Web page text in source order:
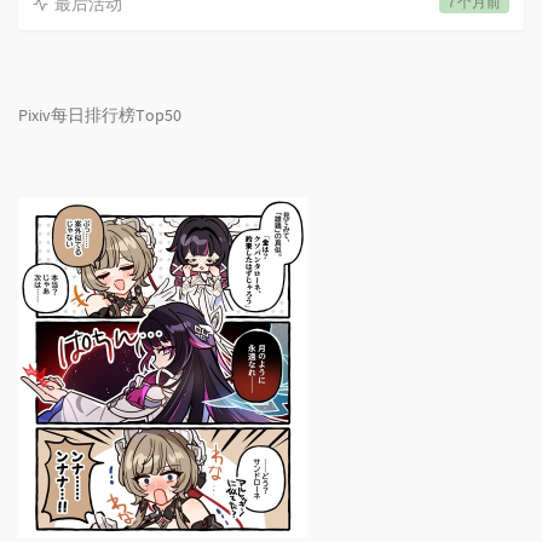
Pixiv每日排行榜Top50